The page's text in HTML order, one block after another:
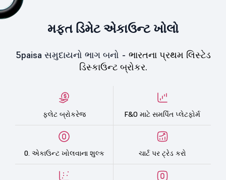
મફત ડિમેટ એકાઉન્ટ ખોલો
5paisa સમુદાયનો ભાગ બનો - ભારતના પ્રથમ લિસ્ટેડ
ડિસ્કાઉન્ટ બ્રોકર.
ફ્લેટ બ્રોકરેજ F&O માટે સમર્પિત પ્લેટફોર્મ
0. એકાઉન્ટ ખોલવાના શુલ્ક ચાર્ટ પર ટ્રેડ કરો